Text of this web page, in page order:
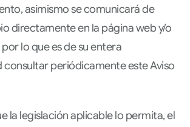
asimismo se comunicará de
directamente en la página web y/o
lo que es de su entera
consultar periódicamente este Aviso
la legislación aplicable lo permita, el